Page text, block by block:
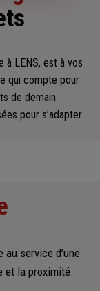
à LENS, est à vos
qui compte pour
de demain.
pour s’adapter
service d’une
et la proximité.